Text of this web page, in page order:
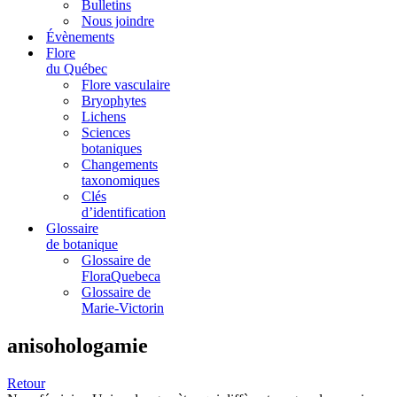
Bulletins
Nous joindre
Évènements
Flore
du Québec
Flore vasculaire
Bryophytes
Lichens
Sciences
botaniques
Changements
taxonomiques
Clés
d’identification
Glossaire
de botanique
Glossaire de
FloraQuebeca
Glossaire de
Marie-Victorin
anisohologamie
Retour